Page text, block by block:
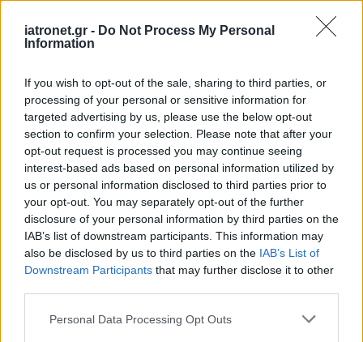
iatronet.gr - Do Not Process My Personal
Information
If you wish to opt-out of the sale, sharing to third parties, or
processing of your personal or sensitive information for
targeted advertising by us, please use the below opt-out
section to confirm your selection. Please note that after your
opt-out request is processed you may continue seeing
interest-based ads based on personal information utilized by
us or personal information disclosed to third parties prior to
your opt-out. You may separately opt-out of the further
disclosure of your personal information by third parties on the
IAB’s list of downstream participants. This information may
also be disclosed by us to third parties on the IAB’s List of
Downstream Participants that may further disclose it to other
Please note that this website/app uses one or more Google
Personal Data Processing Opt Outs